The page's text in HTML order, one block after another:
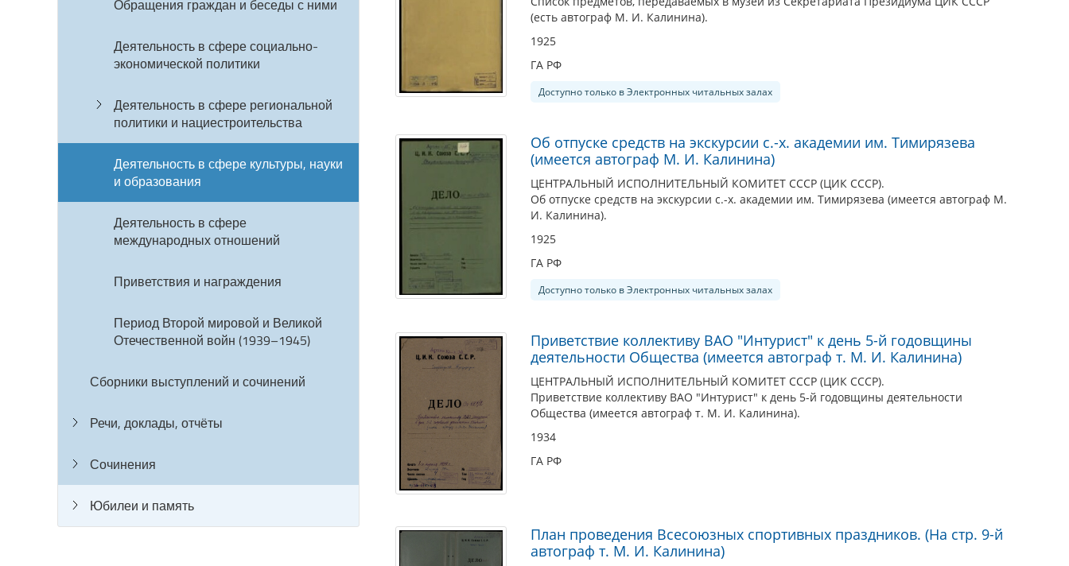
Обращения граждан и беседы с ними
Деятельность в сфере социально-
экономической политики
Деятельность в сфере региональной
политики и нациестроительства
Деятельность в сфере культуры, науки
и образования
Деятельность в сфере
международных отношений
Приветствия и награждения
Период Второй мировой и Великой
Отечественной войн (1939–1945)
Сборники выступлений и сочинений
Речи, доклады, отчёты
Сочинения
Юбилеи и память
(есть автограф М. И. Калинина).
1925
ГА РФ
Доступно только в Электронных читальных залах
Об отпуске средств на экскурсии с.-х. академии им. Тимирязева
(имеется автограф М. И. Калинина)
ЦЕНТРАЛЬНЫЙ ИСПОЛНИТЕЛЬНЫЙ КОМИТЕТ СССР (ЦИК СССР).
Об отпуске средств на экскурсии с.-х. академии им. Тимирязева (имеется автограф М.
И. Калинина).
1925
ГА РФ
Доступно только в Электронных читальных залах
Приветствие коллективу ВАО "Интурист" к день 5-й годовщины
деятельности Общества (имеется автограф т. М. И. Калинина)
ЦЕНТРАЛЬНЫЙ ИСПОЛНИТЕЛЬНЫЙ КОМИТЕТ СССР (ЦИК СССР).
Приветствие коллективу ВАО "Интурист" к день 5-й годовщины деятельности
Общества (имеется автограф т. М. И. Калинина).
1934
ГА РФ
План проведения Всесоюзных спортивных праздников. (На стр. 9-й
автограф т. М. И. Калинина)